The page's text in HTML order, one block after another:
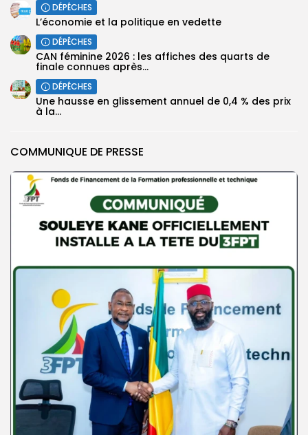
COMMUNIQUE DE PRESSE
DÉPÊCHES
L’économie et la politique en vedette
DÉPÊCHES
CAN féminine 2026 : les affiches des quarts de
finale connues après...
DÉPÊCHES
Une hausse en glissement annuel de 0,4 % des prix
à la...